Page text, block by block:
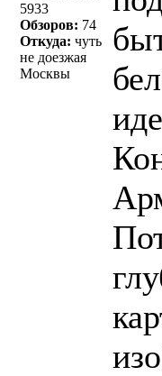
5933
Обзоров: 74
Откуда: чуть
не доезжая
Москвы